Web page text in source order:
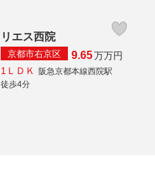
リエス西院
京都市右京区 9.65万万円
1ＬＤＫ
阪急京都本線西院駅
徒歩4分